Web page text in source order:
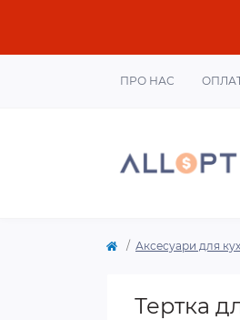
ПРО НАС
Аксесуари для
Тертка